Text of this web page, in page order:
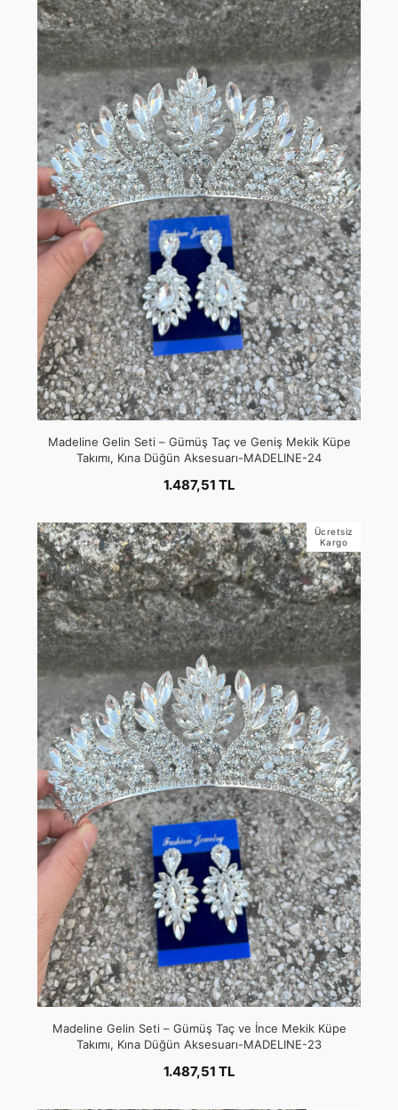
Madeline Gelin Seti – Gümüş Taç ve Geniş Mekik Küpe
Takımı, Kına Düğün Aksesuarı-MADELINE-24
1.487,51 TL
Ücretsiz
Kargo
Madeline Gelin Seti – Gümüş Taç ve İnce Mekik Küpe
Takımı, Kına Düğün Aksesuarı-MADELINE-23
1.487,51 TL